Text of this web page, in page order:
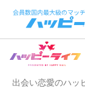
出会い恋愛のハッ